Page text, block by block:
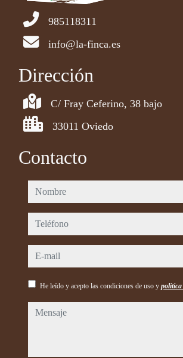
985118311
info@la-finca.es
Dirección
C/ Fray Ceferino, 38 bajo
33011 Oviedo
Contacto
nombre
teléfono
e-mail
He leído y acepto las condiciones de uso y política
mensaje